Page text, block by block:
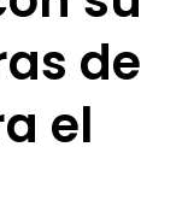
de
el